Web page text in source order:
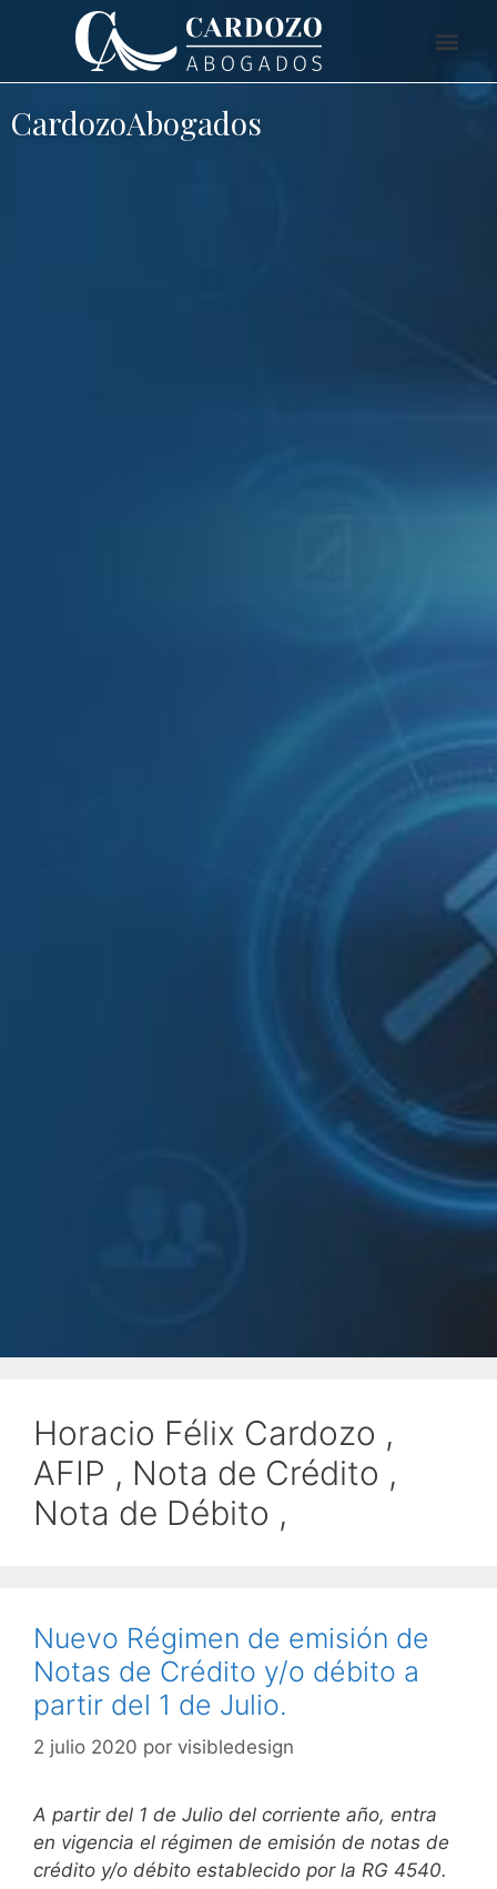
CardozoAbogados
Horacio Félix Cardozo ,
AFIP , Nota de Crédito ,
Nota de Débito ,
Nuevo Régimen de emisión de
Notas de Crédito y/o débito a
partir del 1 de Julio.
2 julio 2020 por visibledesign
A partir del 1 de Julio del corriente año, entra
en vigencia el régimen de emisión de notas de
crédito y/o débito establecido por la RG 4540.